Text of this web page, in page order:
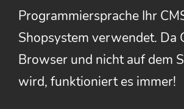
Programmiersprache Ihr
Shopsystem verwendet. Da
Browser und nicht auf dem
wird, funktioniert es immer!